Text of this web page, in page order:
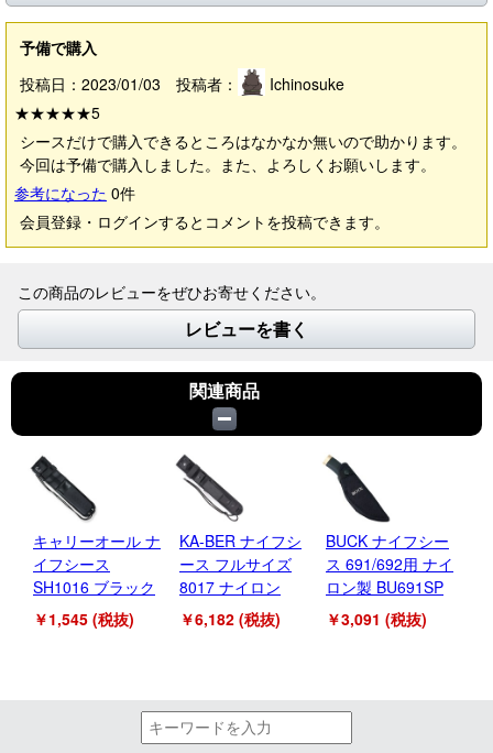
予備で購入
投稿日：2023/01/03 投稿者：
Ichinosuke
★★★★★5
シースだけで購入できるところはなかなか無いので助かります。
今回は予備で購入しました。また、よろしくお願いします。
参考になった 0件
会員登録・ログインするとコメントを投稿できます。
この商品のレビューをぜひお寄せください。
レビューを書く
関連商品
キャリーオール ナ
イフシース
SH1016 ブラック
￥1,545 (税抜)
KA-BER ナイフシ
ース フルサイズ
8017 ナイロン
￥6,182 (税抜)
BUCK ナイフシー
ス 691/692用 ナイ
ロン製 BU691SP
￥3,091 (税抜)